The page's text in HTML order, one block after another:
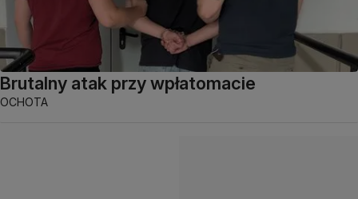
Brutalny atak przy wpłatomacie
OCHOTA